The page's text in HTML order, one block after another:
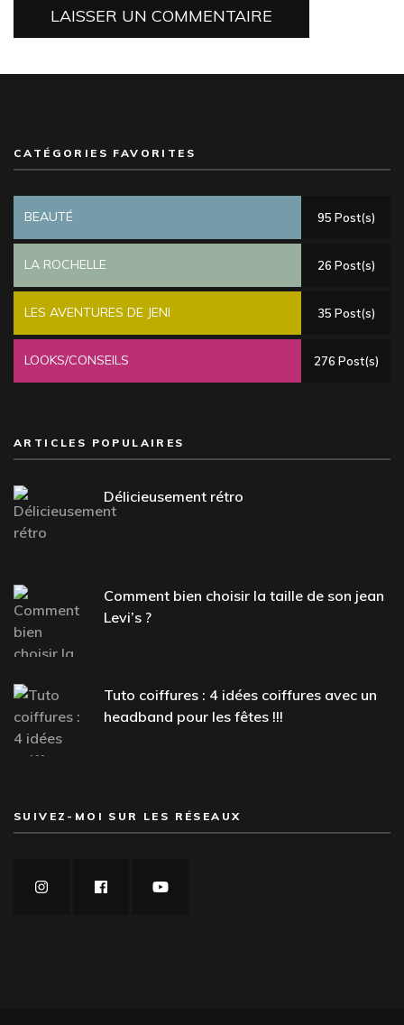
CATÉGORIES FAVORITES
BEAUTÉ 95 Post(s)
LA ROCHELLE 26 Post(s)
LES AVENTURES DE JENI 35 Post(s)
LOOKS/CONSEILS 276 Post(s)
ARTICLES POPULAIRES
Délicieusement rétro
Comment bien choisir la taille de son jean
Levi’s ?
Tuto coiffures : 4 idées coiffures avec un
headband pour les fêtes !!!
SUIVEZ-MOI SUR LES RÉSEAUX